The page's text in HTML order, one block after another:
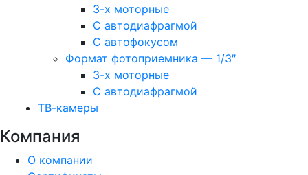
3-х моторные
С автодиафрагмой
С автофокусом
Формат фотоприемника — 1/3″
3-х моторные
С автодиафрагмой
ТВ-камеры
Компания
О компании